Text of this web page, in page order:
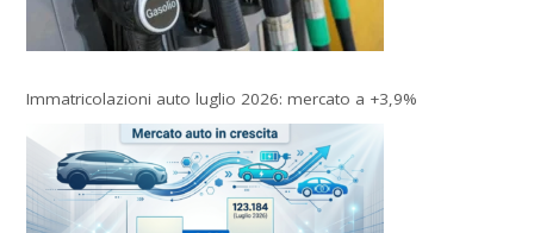
Immatricolazioni auto luglio 2026: mercato a +3,9%